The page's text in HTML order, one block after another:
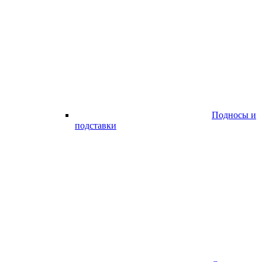
Подносы и
подставки